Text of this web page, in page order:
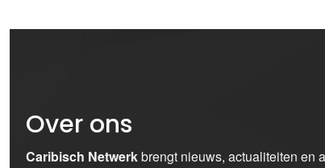
Over ons
Caribisch Netwerkbrengt nieuws, actualiteiten en